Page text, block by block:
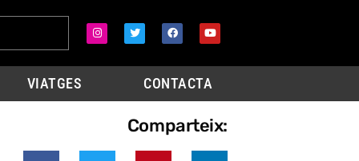
VIATGES CONTACTA
Comparteix: